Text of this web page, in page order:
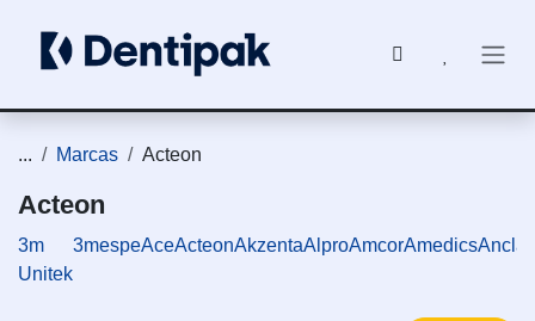
... Marcas Acteon
Acteon
3m
Unitek
3mespeAceActeonAkzentaAlproAmcorAmedics